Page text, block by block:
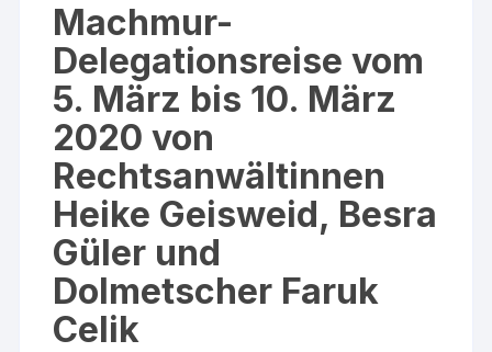
Machmur-
Delegationsreise vom
5. März bis 10. März
2020 von
Rechtsanwältinnen
Heike Geisweid, Besra
Güler und
Dolmetscher Faruk
Celik